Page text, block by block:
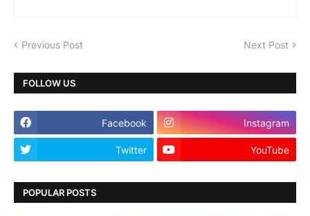
Previous Post Next Post
FOLLOW US
Facebook Instagram
Twitter YouTube
POPULAR POSTS